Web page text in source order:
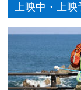
上映中・上映